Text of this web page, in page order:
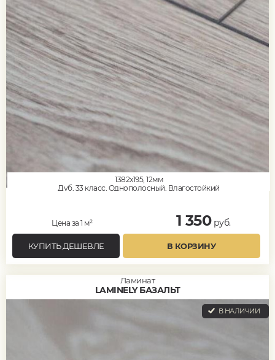
1382x195, 12мм
Дуб, 33 класс, Однополосный, Влагостойкий
Цена за 1 м² 1 350руб.
КУПИТЬ ДЕШЕВЛЕ В КОРЗИНУ
Ламинат
LAMINELY БАЗАЛЬТ
В НАЛИЧИИ